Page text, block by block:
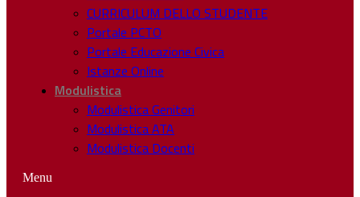
CURRICULUM DELLO STUDENTE
Portale PCTO
Portale Educazione Civica
Istanze Online
Modulistica
Modulistica Genitori
Modulistica ATA
Modulistica Docenti
Menu